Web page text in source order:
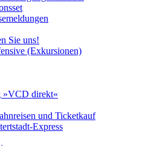
Sie uns!
(Exkursionen)
»VCD direkt«
und Ticketkauf
Express